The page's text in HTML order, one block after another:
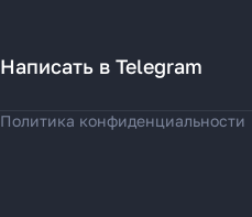
Переводы в Польшу
Переводы в Румынию
Написать в Telegram
Политика конфиденциальности